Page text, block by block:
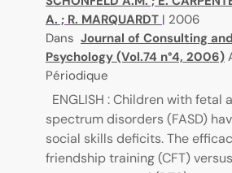
A. ; R. MARQUARDT | 2006
Dans Journal of Consulting
Psychology (Vol.74 n°4, 2006)
Périodique
ENGLISH : Children with fetal
spectrum disorders (FASD)
social skills deficits. The
friendship training (CFT)